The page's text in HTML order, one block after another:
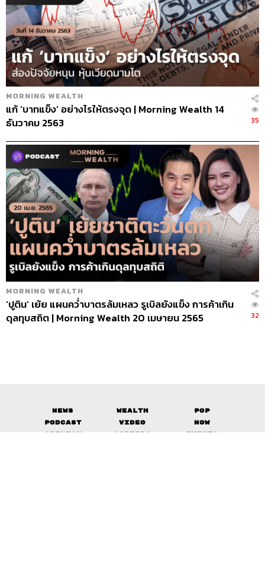
MORNING WEALTH
แก้ ‘บาทแข็ง’ อย่างไรให้ตรงจุด | Morning Wealth 14
ธันวาคม 2563
35
MORNING WEALTH
‘ปูติน’ เย้ย แผนคว่ำบาตรล้มเหลว รูเบิลยังแข็ง การค้าเกิน
ดุลทุบสถิต | Morning Wealth 20 เมษายน 2565
32
News Wealth
Pop
Podcast
Video
Now
Opinion
Careers
Events